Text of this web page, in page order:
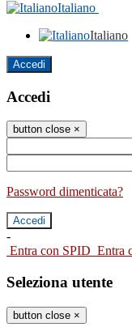
Italiano
Italiano
Accedi
Accedi
button close ×
Password dimenticata?
-
Entra con SPID Entra
Seleziona utente
button close ×